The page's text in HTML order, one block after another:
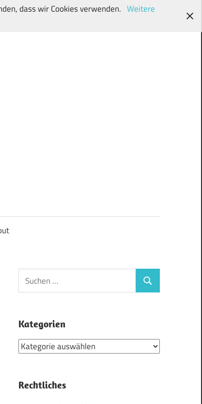
Suchen
nach:
Suchen
Kategorien
Kategorien
Rechtliches
dass wir Cookies verwenden. Weitere